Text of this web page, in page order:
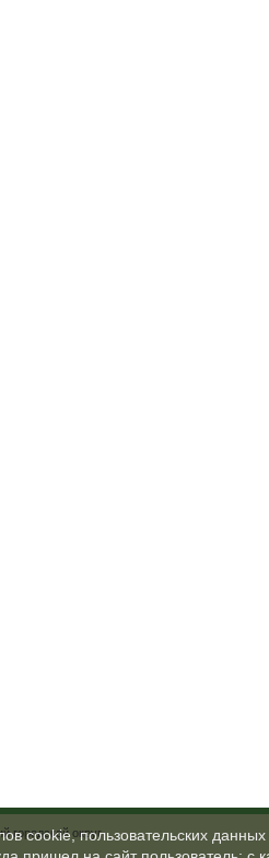
городской округ
cookie, пользовательских